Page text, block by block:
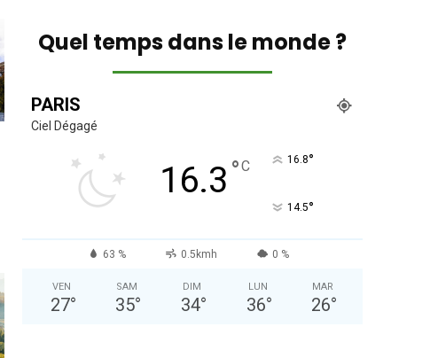
Quel temps dans le monde ?
PARIS
Ciel Dégagé
16.3 °C 16.8°
14.5°
63 % 0.5kmh 0 %
VEN
27°
SAM
35°
DIM
34°
LUN
36°
MAR
26°